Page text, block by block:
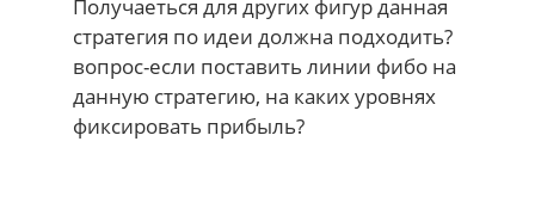
Получаеться для других фигур данная
стратегия по идеи должна подходить?
вопрос-если поставить линии фибо на
данную стратегию, на каких уровнях
фиксировать прибыль?